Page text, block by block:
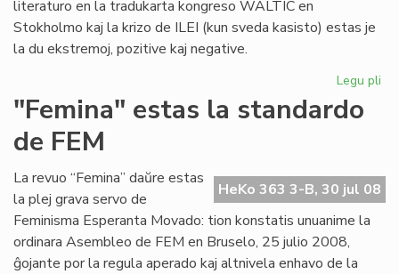
literaturo en la tradukarta kongreso WALTIC en
Stokholmo kaj la krizo de ILEI (kun sveda kasisto) estas je
la du ekstremoj, pozitive kaj negative.
Legu pli
"Femina" estas la standardo
de FEM
HeKo 363 3-B, 30 jul 08
La revuo “Femina” daŭre estas
la plej grava servo de
Feminisma Esperanta Movado: tion konstatis unuanime la
ordinara Asembleo de FEM en Bruselo, 25 julio 2008,
ĝojante por la regula aperado kaj altnivela enhavo de la